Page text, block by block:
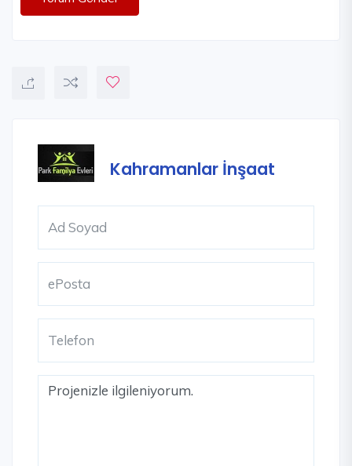
Kahramanlar İnşaat